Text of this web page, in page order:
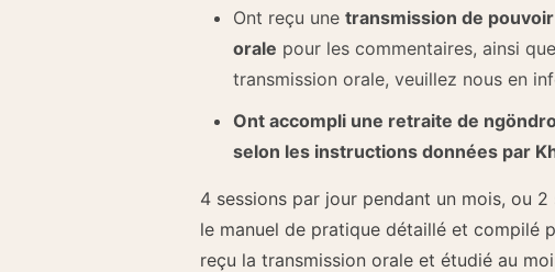
Ont reçu une transmission de
orale pour les commentaires, ainsi
transmission orale, veuillez nous en
Ont accompli une retraite de
selon les instructions données par
4 sessions par jour pendant un mois, ou
le manuel de pratique détaillé et compilé
reçu la transmission orale et étudié au